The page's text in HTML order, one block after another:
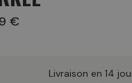
€
Livraison en 14